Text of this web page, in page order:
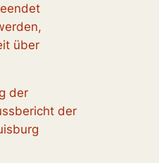
über
der
der